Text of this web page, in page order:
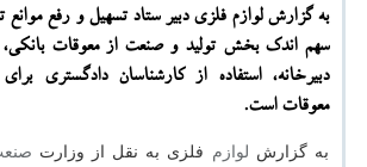
به گزارش لوازم فلزی دبیر ستاد تسهیل و رفع موانع
سهم اندك بخش تولید و صنعت از معوقات بانكی،
دبیرخانه، استفاده از كارشناسان دادگستری
معوقات است.
به گزارش لوازم فلزی به نقل از وزارت